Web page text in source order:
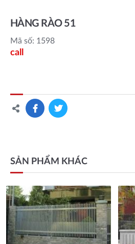
HÀNG RÀO 51
Mã số: 1598
call
SẢN PHẨM KHÁC